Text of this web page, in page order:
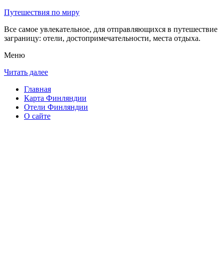
Путешествия по миру
Все самое увлекательное, для отправляющихся в путешествие
заграницу: отели, достопримечательности, места отдыха.
Меню
Читать далее
Главная
Карта Финляндии
Отели Финляндии
О сайте